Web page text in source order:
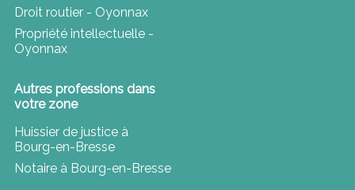
Droit routier - Oyonnax
Propriété intellectuelle -
Oyonnax
Autres professions dans
votre zone
Huissier de justice à
Bourg-en-Bresse
Notaire à Bourg-en-Bresse